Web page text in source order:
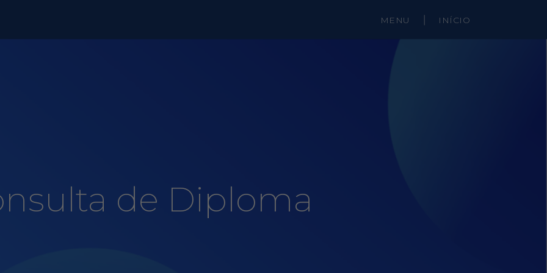
MENU INÍCIO
de Diploma